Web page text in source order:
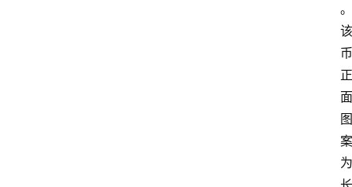
。
该
币
正
面
图
案
为